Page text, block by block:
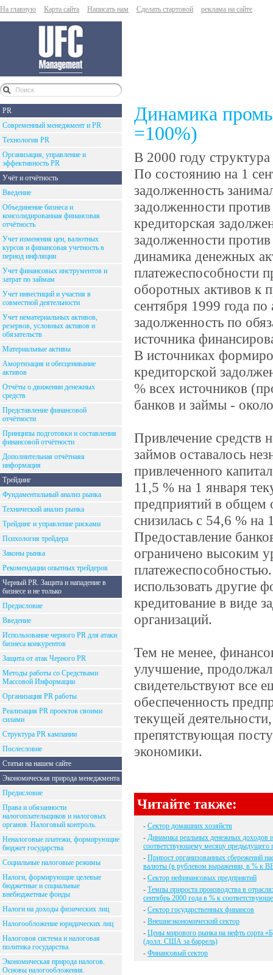
На главную Карта сайта Написать нам Сделать стартовой реклама на сайте
PR
Современный менеджмент и PR
Технология PR
Организация, управление и
эффективность PR
Учёт и отчётность
Введение
Объединение бизнеса и
консолидированная финансовая
отчётность
Учет изменения цен, валютных
курсов и финансовая учетность в
период инфляции
Учет финансовых инструментов и
затрат по займам
Учет инвестиций и участия в
совместной деятельности
Учет нематериальных активов,
резервов, условных активов и
обязательств
Материальные активы
Амортизация и обесценивание
активов
Отчёты о движении денежных
средств
Представление финансовой
отчётности
Принципы подготовки и составления
финансовой отчётности
Дополнительная отчётнаяя
информация
Трейдинг
Фундаментальный анализ рынка
Технический анализ рынка
Трейдинг и управление рисками
Психология трейдера
Законы рынка
Рекомендации опытных трейдеров
Черный PR. Защита и нападение в
бизнесе и не только
Предисловие
Введение
Использование черного PR для атаки
бизнеса конкурентов
Защита от атак Черного PR
Методы работы со Средствами
Массовой Информации
Организация PR работы
Реализация PR проектов своими
силами
Структура PR кампании
Послесловие
Статьи на нашем сайте
Экономическая природа менеджмента
Предисловие
Права и обязанности
налогоплательщиков и налоговых
органов. Налоговый контроль.
Неналоговые платежи, формирующие
бюджет государства
Социальные налоговые режимы
Налоги, формирующие целевые
бюджетные и социальные
внебюджетные фонды
Налоги на доходы физических лиц
Налогообложение юридических лиц
Налоговоя система и налоговая
политика государства.
Экономическая природа налогов.
Основы налогообложения.
Динамика
=100%)
В 2000 году
По состоянию на 1
задолженность
задолженности
кредиторская
задолженности
динамика денежных
платежеспособности
оборотных активов к
сентября 1999 года
задолженность по
источника
В источниках
кредиторской
% всех источников
банков и займы -
Привлечение средств
займов оставалось
привлеченного
11,5 % на 1 января
предприятий в общем
снизилась с 54,6 % на
Предоставление
ограничено высоким
использовать другие
кредитование в виде
организаций.
Тем не менее,
улучшение,
свидетельствуют все
обеспеченность
текущей
препятствующая
экономики.
Читайте также:
- Сектор домашних хозяйств
- Динамика реальных денежных доходов
соответствующему месяцу предыдущего
- Прирост организованных сбережений
валюты (в рублевом выражении, в % к
- Сектор нефинансовых предприятий
- Темпы прироста производства в
сентябрь 2000 года в % к
- Сектор государственных финансов
- Внешнеэкономический сектор
- Цены мирового рынка на нефть сорта
(долл. США за баррель)
- Финансовый сектор